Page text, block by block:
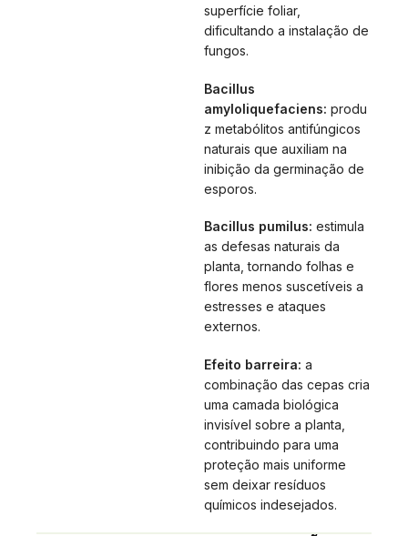
superfície foliar,
dificultando a instalação de
fungos.
Bacillus
amyloliquefaciens: produ
z metabólitos antifúngicos
naturais que auxiliam na
inibição da germinação de
esporos.
Bacillus pumilus: estimula
as defesas naturais da
planta, tornando folhas e
flores menos suscetíveis a
estresses e ataques
externos.
Efeito barreira: a
combinação das cepas cria
uma camada biológica
invisível sobre a planta,
contribuindo para uma
proteção mais uniforme
sem deixar resíduos
químicos indesejados.